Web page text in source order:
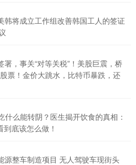
韩将成立工作组改善韩国工人的签证
，事关“对等关税”！美股巨震，桥
票！金价大跳水，比特币暴跌，还
什么能转阴？医生揭开饮食的真相：
底该怎么做！
源整车制造项目 无人驾驶车现街头